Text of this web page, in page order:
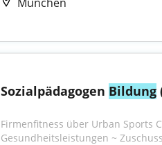
Sozialpädagogen Bildung
Firmenfitness über Urban Sports
Gesundheitsleistungen ~